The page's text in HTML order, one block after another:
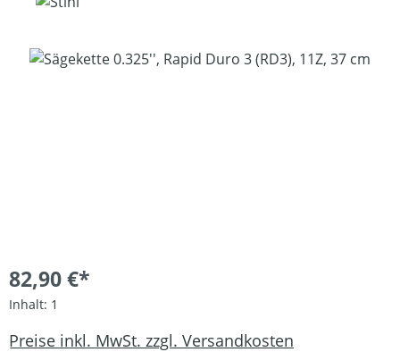
Bildergalerie überspringen
82,90 €*
Inhalt: 1
Preise inkl. MwSt. zzgl. Versandkosten